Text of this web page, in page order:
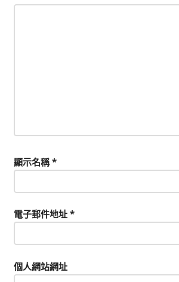
顯示名稱*
電子郵件地址 *
個人網站網址